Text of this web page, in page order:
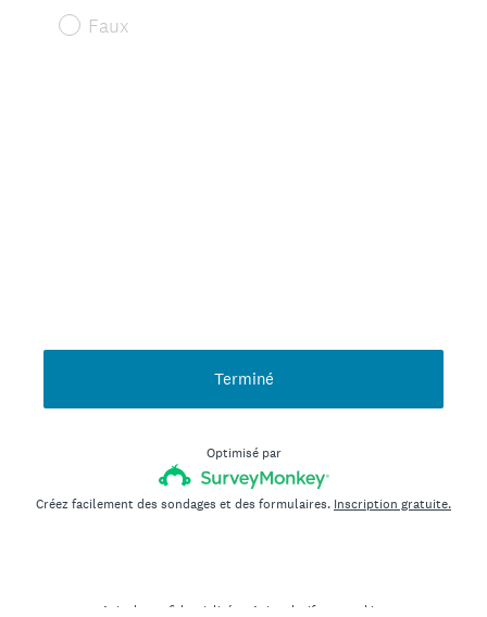
Faux
Terminé
Optimisé par
Créez facilement des sondages et des formulaires. Inscription gratuite.
Avis de confidentialité Avis relatif aux cookies